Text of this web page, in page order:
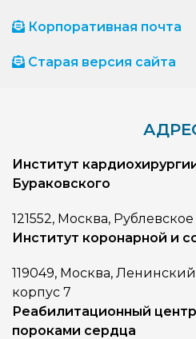
Корпоративная почта
Старая версия сайта
Институт
Бураковского
121552, Москва,
Институт коронарной и
119049, Москва,
корпус 7
Реабилитационный
пороками сердца